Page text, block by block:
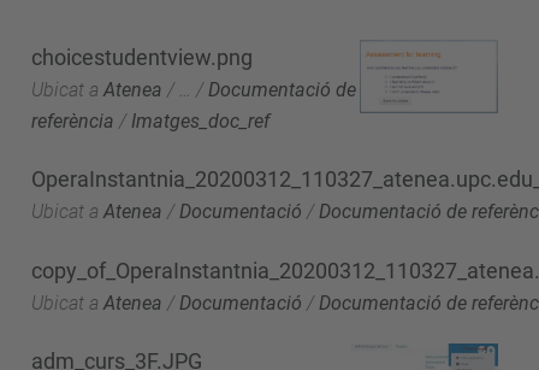
choicestudentview.png
Ubicat a Atenea / / Documentació de
referència / Imatges_doc_ref
Ubicat a Atenea /Documentació /Documentació de
Ubicat a Atenea / Documentació / Documentació de
adm_curs_3F.JPG